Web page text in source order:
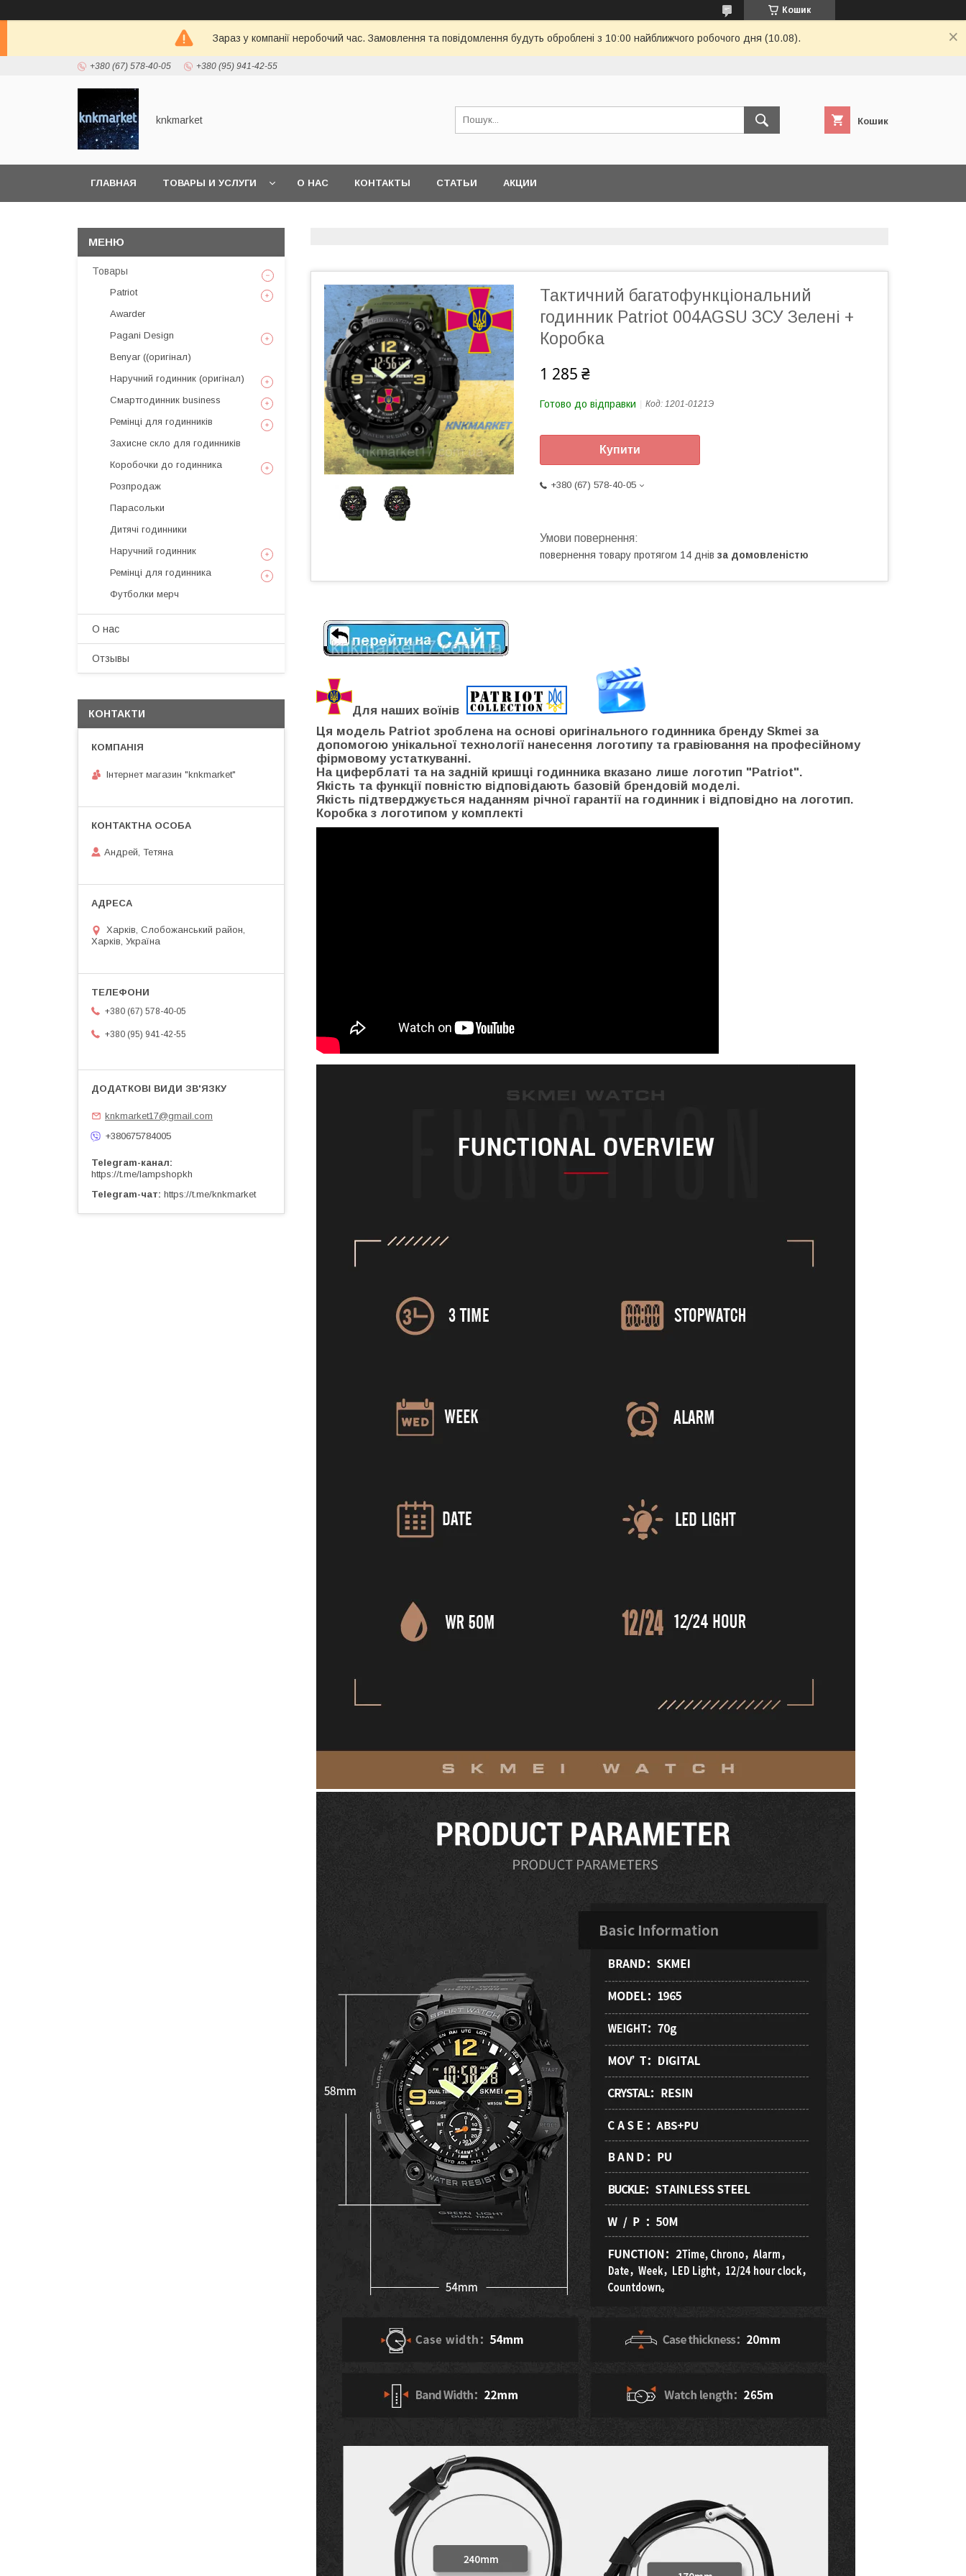
Кошик
Зараз у компанії неробочий час. Замовлення та повідомлення будуть оброблені з 10:00 найближчого робочого дня (10.08).
+380 (67) 578-40-05 +380 (95) 941-42-55
knkmarket Кошик
ГЛАВНАЯ ТОВАРЫ И УСЛУГИ О НАС КОНТАКТЫ СТАТЬИ АКЦИИ
Тактичний багатофункціональний
годинник Patriot 004AGSU ЗСУ Зелені +
Коробка
1 285 ₴
Готово до відправки Код: 1201-0121Э
Купити
+380 (67) 578-40-05
повернення товару протягом 14 днів за домовленістю
Для наших воїнів
Ця модель Patriot зроблена на основі оригінального годинника бренду Skmei за
допомогою унікальної технології нанесення логотипу та гравіювання на професійному
фірмовому устаткуванні.
На циферблаті та на задній кришці годинника вказано лише логотип "Patriot".
Якість та функції повністю відповідають базовій брендовій моделі.
Якість підтверджується наданням річної гарантії на годинник і відповідно на логотип.
Коробка з логотипом у комплекті
Товары
Patriot
Awarder
Pagani Design
Benyar ((оригінал)
Наручний годинник (оригінал)
Смартгодинник business
Ремінці для годинників
Захисне скло для годинників
Коробочки до годинника
Розпродаж
Парасольки
Дитячі годинники
Наручний годинник
Ремінці для годинника
Футболки мерч
О нас
Отзывы
КОНТАКТИ
Інтернет магазин "knkmarket"
Андрей, Тетяна
Харків, Слобожанський район,
Харків, Україна
+380 (67) 578-40-05
+380 (95) 941-42-55
knkmarket17@gmail.com
+380675784005
Telegram-канал
https://t.me/lampshopkh
Telegram-чат https://t.me/knkmarket